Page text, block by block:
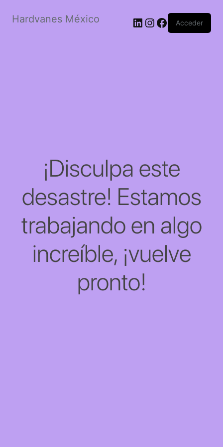
Hardvanes México LinkedIn
Instagram
Facebook
Acceder
¡Disculpa este
desastre! Estamos
trabajando en algo
increíble, ¡vuelve
pronto!